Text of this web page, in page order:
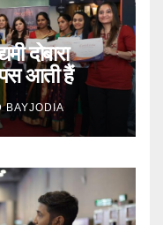
दोबारा
आती हैं
BAYJODIA